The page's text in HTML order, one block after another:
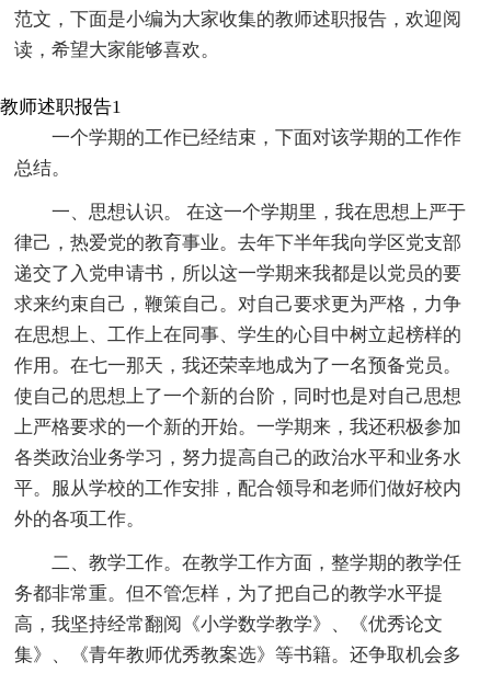
范文，下面是小编为大家收集的教师述职报告，欢迎阅
读，希望大家能够喜欢。
教师述职报告1
一个学期的工作已经结束，下面对该学期的工作作
总结。
一、思想认识。 在这一个学期里，我在思想上严于
律己，热爱党的教育事业。去年下半年我向学区党支部
递交了入党申请书，所以这一学期来我都是以党员的要
求来约束自己，鞭策自己。对自己要求更为严格，力争
在思想上、工作上在同事、学生的心目中树立起榜样的
作用。在七一那天，我还荣幸地成为了一名预备党员。
使自己的思想上了一个新的台阶，同时也是对自己思想
上严格要求的一个新的开始。一学期来，我还积极参加
各类政治业务学习，努力提高自己的政治水平和业务水
平。服从学校的工作安排，配合领导和老师们做好校内
外的各项工作。
二、教学工作。在教学工作方面，整学期的教学任
务都非常重。但不管怎样，为了把自己的教学水平提
高，我坚持经常翻阅《小学数学教学》、《优秀论文
集》、《青年教师优秀教案选》等书籍。还争取机会多